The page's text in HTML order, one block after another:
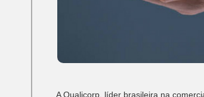
A Qualicorp, líder brasileira na